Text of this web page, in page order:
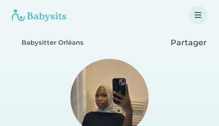
Babysitter Orléans Partager